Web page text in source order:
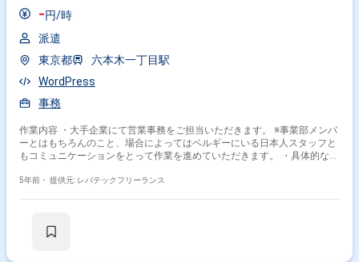
-円/時
派遣
東京都
六本木一丁目駅
WordPress
事務
作業内容 ・大手企業にて営業事務をご担当いただきます。 ※事業部メンバ
ーとはもちろんのこと、場合によってはベルギーにいる日本人スタッフと
もコミュニケーションをとって作業を進めていただきます。 ・具体的な作
支払い ー売上管理 ースポンサー等に対する簡単な広報周知 ー資料作成サ
5年前・ 提供元: レバテックフリーランス